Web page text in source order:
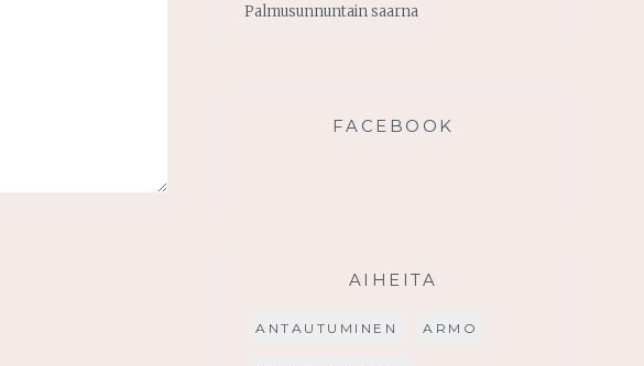
Palmusunnuntain saarna
FACEBOOK
AIHEITA
ANTAUTUMINEN ARMO